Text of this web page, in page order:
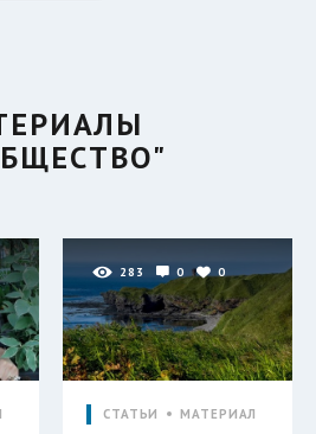
283 0 0
СТАТЬИ МАТЕРИАЛ